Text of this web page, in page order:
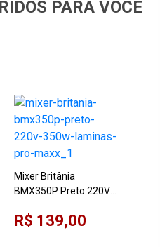
PARA VOCÊ
Mixer Britânia
BMX350P Preto 220V
Maxx
R$ 139,00